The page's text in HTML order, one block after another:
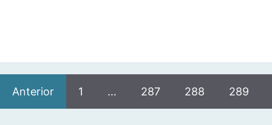
Anterior 1 … 287 288 289